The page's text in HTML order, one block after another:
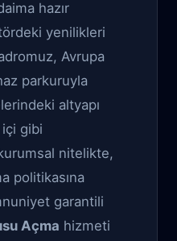
hazır
yenilikleri
Avrupa
parkuruyla
altyapı
içi gibi
nitelikte,
politikasına
garantili
Açma hizmeti